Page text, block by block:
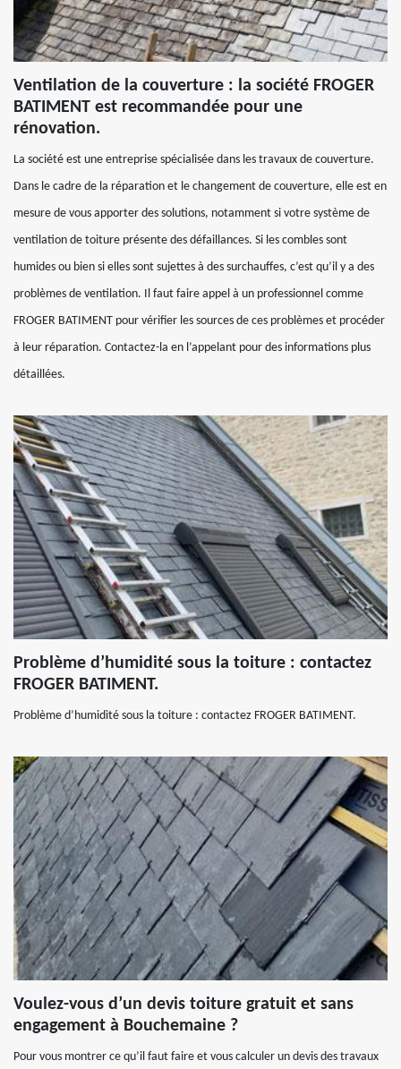
Ventilation de la couverture : la société FROGER
BATIMENT est recommandée pour une
rénovation.
La société est une entreprise spécialisée dans les travaux de couverture.
Dans le cadre de la réparation et le changement de couverture, elle est en
mesure de vous apporter des solutions, notamment si votre système de
ventilation de toiture présente des défaillances. Si les combles sont
humides ou bien si elles sont sujettes à des surchauffes, c’est qu’il y a des
problèmes de ventilation. Il faut faire appel à un professionnel comme
FROGER BATIMENT pour vérifier les sources de ces problèmes et procéder
à leur réparation. Contactez-la en l’appelant pour des informations plus
détaillées.
Problème d’humidité sous la toiture : contactez
FROGER BATIMENT.
Problème d’humidité sous la toiture : contactez FROGER BATIMENT.
Voulez-vous d’un devis toiture gratuit et sans
engagement à Bouchemaine ?
Pour vous montrer ce qu’il faut faire et vous calculer un devis des travaux